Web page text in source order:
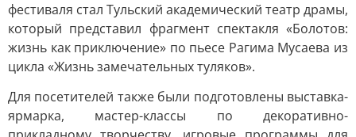
фестиваля стал Тульский академический театр драмы,
который представил фрагмент спектакля «Болотов:
жизнь как приключение» по пьесе Рагима Мусаева из
цикла «Жизнь замечательных туляков».
Для посетителей также были подготовлены выставка-
ярмарка, мастер-классы по декоративно-